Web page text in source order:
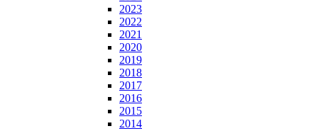
2023
2022
2021
2020
2019
2018
2017
2016
2015
2014